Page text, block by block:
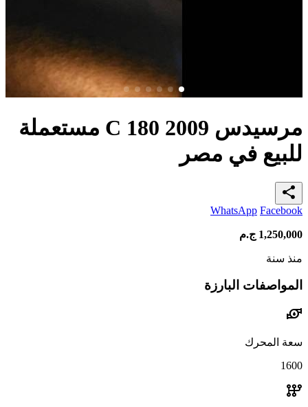
مرسيدس C 180 2009 مستعملة
للبيع في مصر
share
WhatsApp Facebook
1,250,000 ج.م
منذ سنة
المواصفات البارزة
water_pump
سعة المحرك
1600
auto_transmission